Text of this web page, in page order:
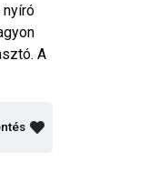
nyíró
A